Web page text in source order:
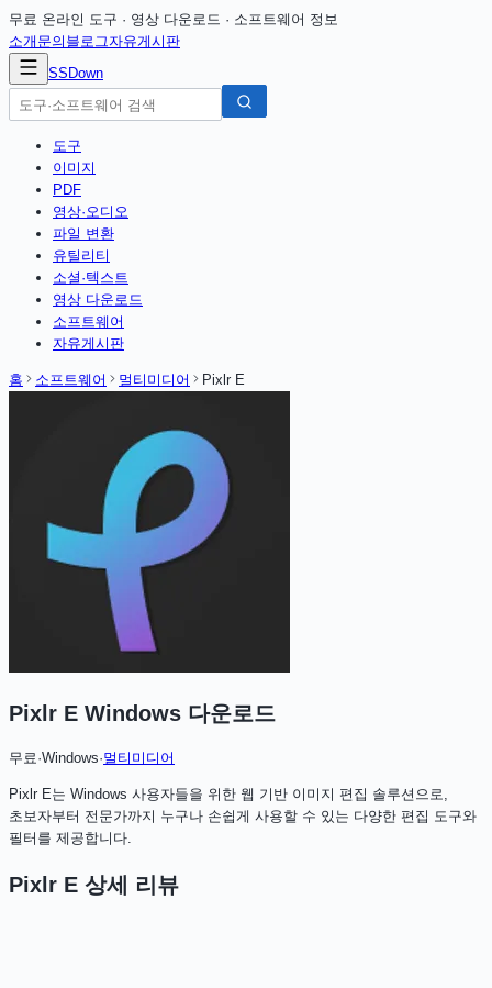
무료 온라인 도구 · 영상 다운로드 · 소프트웨어 정보
소개 문의 블로그자유게시판
SSDown
도구
이미지
PDF
영상·오디오
파일 변환
유틸리티
소셜·텍스트
영상 다운로드
소프트웨어
자유게시판
홈 소프트웨어 멀티미디어 Pixlr E
Pixlr E Windows 다운로드
무료·Windows·멀티미디어
Pixlr E는 Windows 사용자들을 위한 웹 기반 이미지 편집 솔루션으로,
초보자부터 전문가까지 누구나 손쉽게 사용할 수 있는 다양한 편집 도구와
필터를 제공합니다.
Pixlr E 상세 리뷰